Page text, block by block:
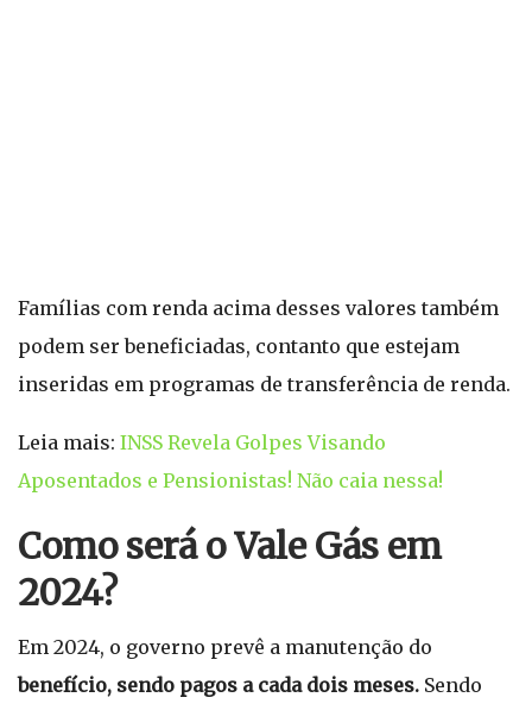
Famílias com renda acima desses valores também
podem ser beneficiadas, contanto que estejam
inseridas em programas de transferência de renda.
Leia mais: INSS Revela Golpes Visando
Aposentados e Pensionistas! Não caia nessa!
Como será o Vale Gás em
2024?
Em 2024, o governo prevê a manutenção do
benefício, sendo pagos a cada dois meses. Sendo